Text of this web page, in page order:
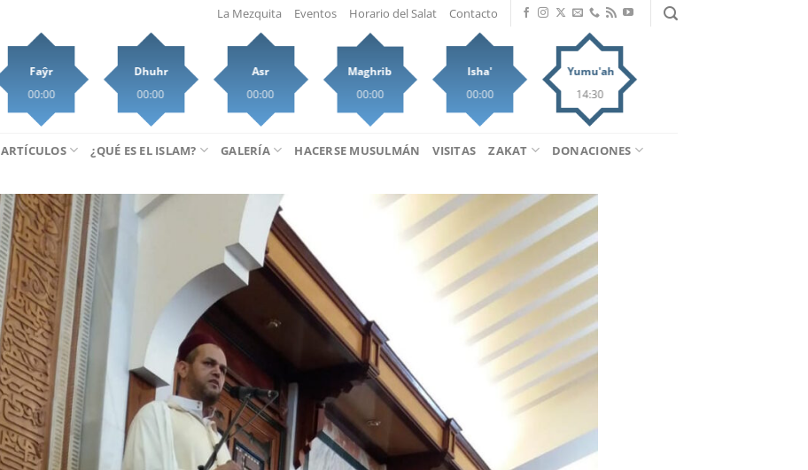
La Mezquita Eventos Horario del Salat Contacto
Faŷr
00:00
Dhuhr
00:00
Asr
00:00
Maghrib
00:00
Isha'
00:00
Yumu'ah
14:30
ARTÍCULOS ¿QUÉ ES EL ISLAM? GALERÍA HACERSE MUSULMÁN VISITAS ZAKAT DONACIONES